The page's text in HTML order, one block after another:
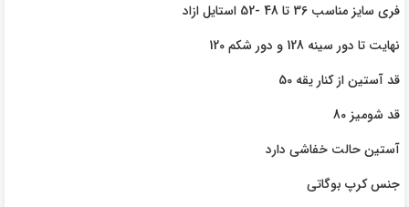
فری سایز مناسب 36 تا 48 -52 استایل ازاد
نهایت تا دور سینه 128 و دور شکم 120
قد آستین از کنار یقه 50
قد شومیز 80
آستین حالت خفاشی دارد
جنس کرپ بوگاتی